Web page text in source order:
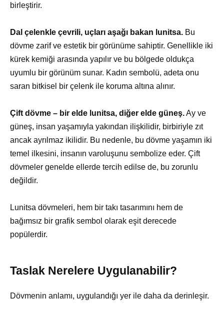
birleştirir.
Dal çelenkle çevrili, uçları aşağı bakan lunitsa. Bu
dövme zarif ve estetik bir görünüme sahiptir. Genellikle iki
kürek kemiği arasında yapılır ve bu bölgede oldukça
uyumlu bir görünüm sunar. Kadın sembolü, adeta onu
saran bitkisel bir çelenk ile koruma altına alınır.
Çift dövme – bir elde lunitsa, diğer elde güneş.Ay ve
güneş, insan yaşamıyla yakından ilişkilidir, birbiriyle zıt
ancak ayrılmaz ikilidir. Bu nedenle, bu dövme yaşamın iki
temel ilkesini, insanın varoluşunu sembolize eder. Çift
dövmeler genelde ellerde tercih edilse de, bu zorunlu
değildir.
Lunitsa dövmeleri, hem bir takı tasarımını hem de
bağımsız bir grafik sembol olarak eşit derecede
popülerdir.
Taslak Nerelere Uygulanabilir?
Dövmenin anlamı, uygulandığı yer ile daha da derinleşir.